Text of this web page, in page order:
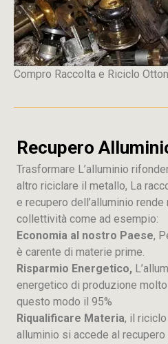
Compro Raccolta e Riciclo
Recupero
Trasformare L’alluminio
altro riciclare il metallo, La
e recupero dell’alluminio
collettività come ad esempio:
Economia al nostro Paese,
è carente di materie prime.
Risparmio Energetico,
energetico di produzione
questo modo il 95%
Riqualificare Materia, il
alluminio si accede al